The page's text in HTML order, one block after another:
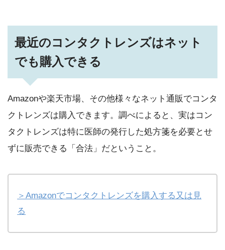
最近のコンタクトレンズはネット
でも購入できる
Amazonや楽天市場、その他様々なネット通販でコンタ
クトレンズは購入できます。調べによると、実はコン
タクトレンズは特に医師の発行した処方箋を必要とせ
ずに販売できる「合法」だということ。
＞Amazonでコンタクトレンズを購入する又は見
る